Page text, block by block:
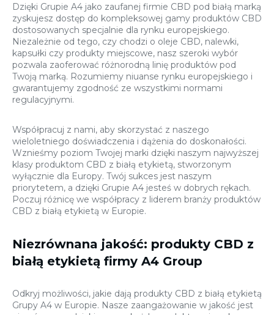
Dzięki Grupie A4 jako zaufanej firmie CBD pod białą marką
zyskujesz dostęp do kompleksowej gamy produktów CBD
dostosowanych specjalnie dla rynku europejskiego.
Niezależnie od tego, czy chodzi o oleje CBD, nalewki,
kapsułki czy produkty miejscowe, nasz szeroki wybór
pozwala zaoferować różnorodną linię produktów pod
Twoją marką. Rozumiemy niuanse rynku europejskiego i
gwarantujemy zgodność ze wszystkimi normami
regulacyjnymi.
Współpracuj z nami, aby skorzystać z naszego
wieloletniego doświadczenia i dążenia do doskonałości.
Wznieśmy poziom Twojej marki dzięki naszym najwyższej
klasy produktom CBD z białą etykietą, stworzonym
wyłącznie dla Europy. Twój sukces jest naszym
priorytetem, a dzięki Grupie A4 jesteś w dobrych rękach.
Poczuj różnicę we współpracy z liderem branży produktów
CBD z białą etykietą w Europie.
Niezrównana jakość: produkty CBD z
białą etykietą firmy A4 Group
Odkryj możliwości, jakie dają produkty CBD z białą etykietą
Grupy A4 w Europie. Nasze zaangażowanie w jakość jest